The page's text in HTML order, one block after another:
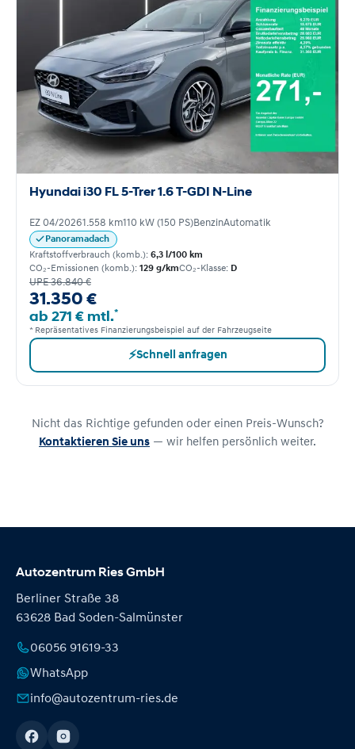
Hyundai i30 FL 5-Trer 1.6 T-GDI N-Line
EZ 04/20261.558 km110 kW (150 PS)BenzinAutomatik
Panoramadach
Kraftstoffverbrauch (komb.): 6,3 l/100 km
CO₂-Emissionen (komb.): 129 g/kmCO₂-Klasse: D
UPE 36.840 €
31.350 €
ab 271 € mtl.*
* Repräsentatives Finanzierungsbeispiel auf der Fahrzeugseite
⚡Schnell anfragen
Nicht das Richtige gefunden oder einen Preis-Wunsch?
Kontaktieren Sie uns — wir helfen persönlich weiter.
Autozentrum Ries GmbH
Berliner Straße 38
63628 Bad Soden-Salmünster
06056 91619-33
WhatsApp
info@autozentrum-ries.de